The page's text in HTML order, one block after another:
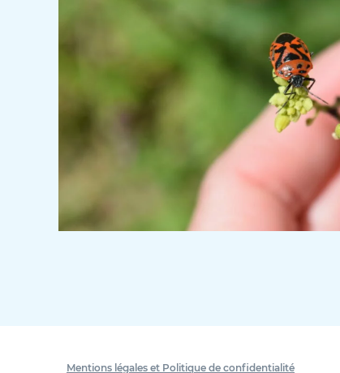
Mentions légales et Politique de confidentialité